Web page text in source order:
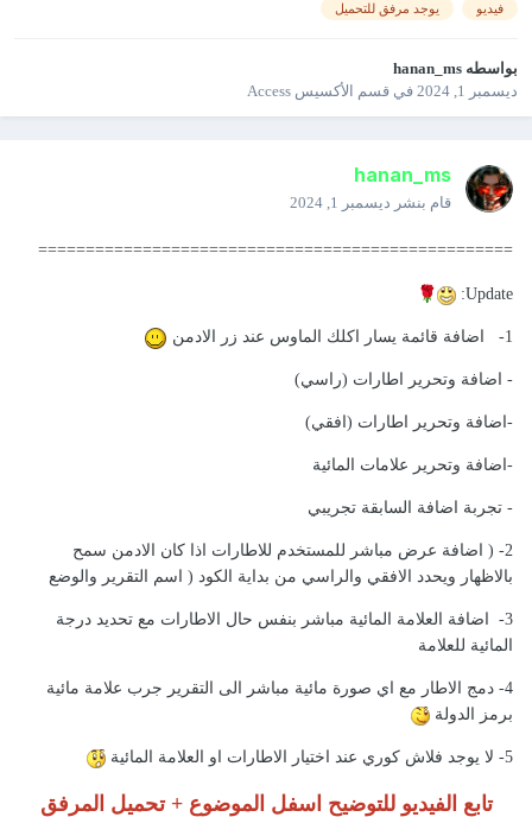
فيديو يوجد مرفق للتحميل
بواسطه hanan_ms
ديسمبر 1, 2024
في قسم الأكسيس Access
hanan_ms
قام بنشر ديسمبر 1, 2024
==================================================
Update:
🌹
1- اضافة قائمة يسار اكلك الماوس عند زر الادمن
- اضافة وتحرير اطارات (راسي)
-اضافة وتحرير اطارات (افقي)
-اضافة وتحرير علامات المائية
- تجربة اضافة السابقة تجريبي
2- ( اضافة عرض مباشر للمستخدم للاطارات اذا كان الادمن سمح
بالاظهار ويحدد الافقي والراسي من بداية الكود ( اسم التقرير والوضع
3- اضافة العلامة المائية مباشر بنفس حال الاطارات مع تحديد درجة
المائية للعلامة
4- دمج الاطار مع اي صورة مائية مباشر الى التقرير جرب علامة مائية
برمز الدولة
5- لا يوجد فلاش كوري عند اختيار الاطارات او العلامة المائية
تابع الفيديو للتوضيح اسفل الموضوع + تحميل المرفق